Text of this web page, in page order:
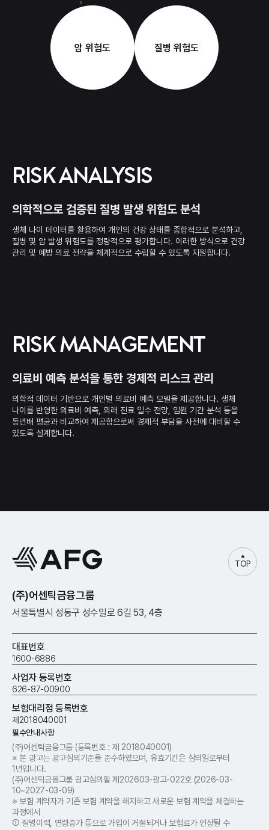
암 위험도 질병 위험도
RISK ANALYSIS
의학적으로 검증된 질병 발생 위험도 분석
생체 나이 데이터를 활용하여 개인의 건강 상태를 종합적으로 분석하고,
질병 및 암 발생 위험도를 정량적으로 평가합니다. 이러한 방식으로 건강
관리 및 예방 의료 전략을 체계적으로 수립할 수 있도록 지원합니다.
RISK MANAGEMENT
의료비 예측 분석을 통한 경제적 리스크 관리
의학적 데이터 기반으로 개인별 의료비 예측 모델을 제공합니다. 생체
나이를 반영한 의료비 예측, 외래 진료 일수 전망, 입원 기간 분석 등을
동년배 평균과 비교하여 제공함으로써 경제적 부담을 사전에 대비할 수
있도록 설계합니다.
TOP
(주)어센틱금융그룹
서울특별시 성동구 성수일로 6길 53, 4층
대표번호
1600-6886
사업자 등록번호
626-87-00900
보험대리점 등록번호
제2018040001
필수안내사항
(주)어센틱금융그룹 (등록번호 : 제 2018​040001)
※ 본 광고는 광고심의기준을 준수하였으며, 유효기간은 심의일로부터
1년입니다.
(주)어센틱금융그룹 광고심의필 제202603-광고-022호 (2026-03-
10~2027-03-09)
※ 보험 계약자가 기존 보험 계약을 해지하고 새로운 보험 계약을 체결하는
과정에서
① 질병이력, 연령증가 등으로 가입이 거절되거나 보험료가 인상될 수